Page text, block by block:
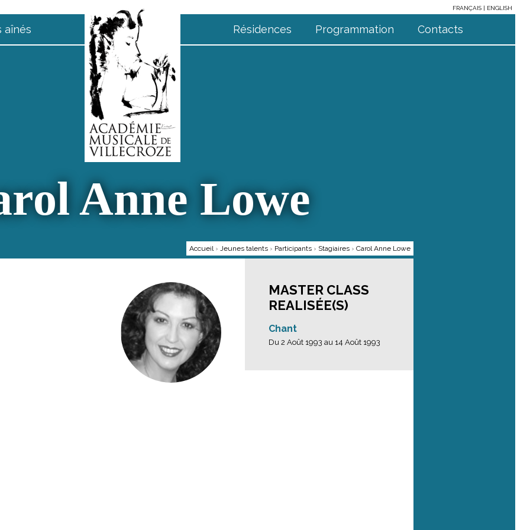
FRANÇAIS
ENGLISH
aînés Résidences Programmation Contacts
Anne Lowe
Accueil › Jeunes talents › Participants › Stagiaires › Carol Anne Lowe
MASTER CLASS
REALISÉE(S)
Chant
Du 2 Août 1993 au 14 Août 1993